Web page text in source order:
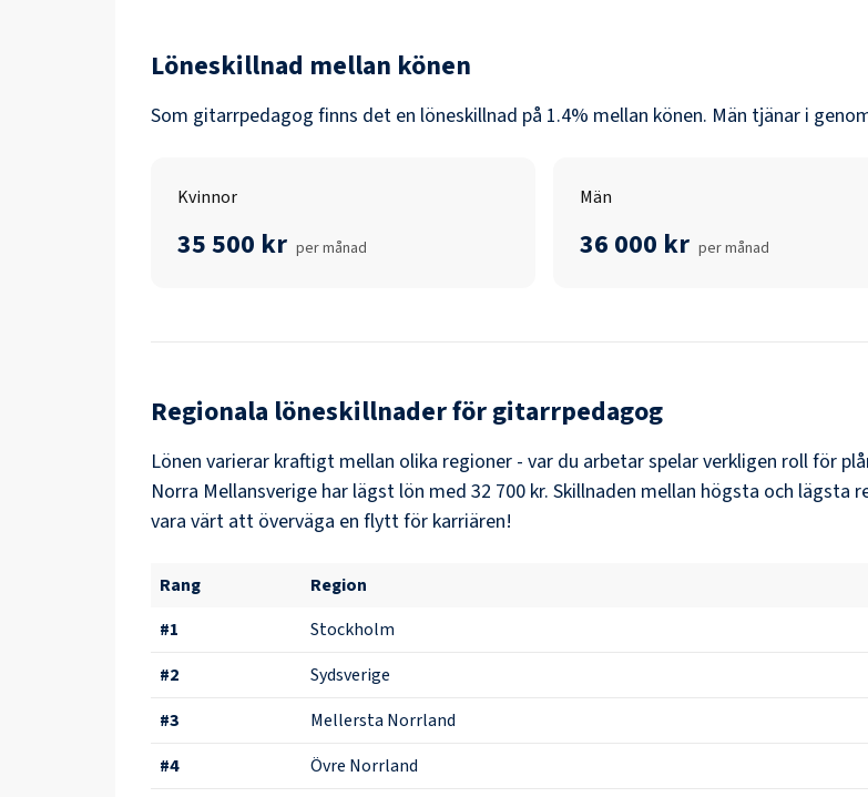
Löneskillnad mellan könen
Som gitarrpedagog finns det en löneskillnad på 1.4% mellan könen. Män tjänar i
Kvinnor
35 500 kr per månad
Män
36 000 kr per månad
Regionala löneskillnader förgitarrpedagog
Lönen varierar kraftigt mellan olika regioner - var du arbetar spelar verkligen roll för
Norra Mellansverige har lägst lön med 32 700 kr. Skillnaden mellan högsta och lägsta
vara värt att överväga en flytt för karriären!
Rang Region
#1 Stockholm
#2 Sydsverige
#3 Mellersta Norrland
#4 Övre Norrland